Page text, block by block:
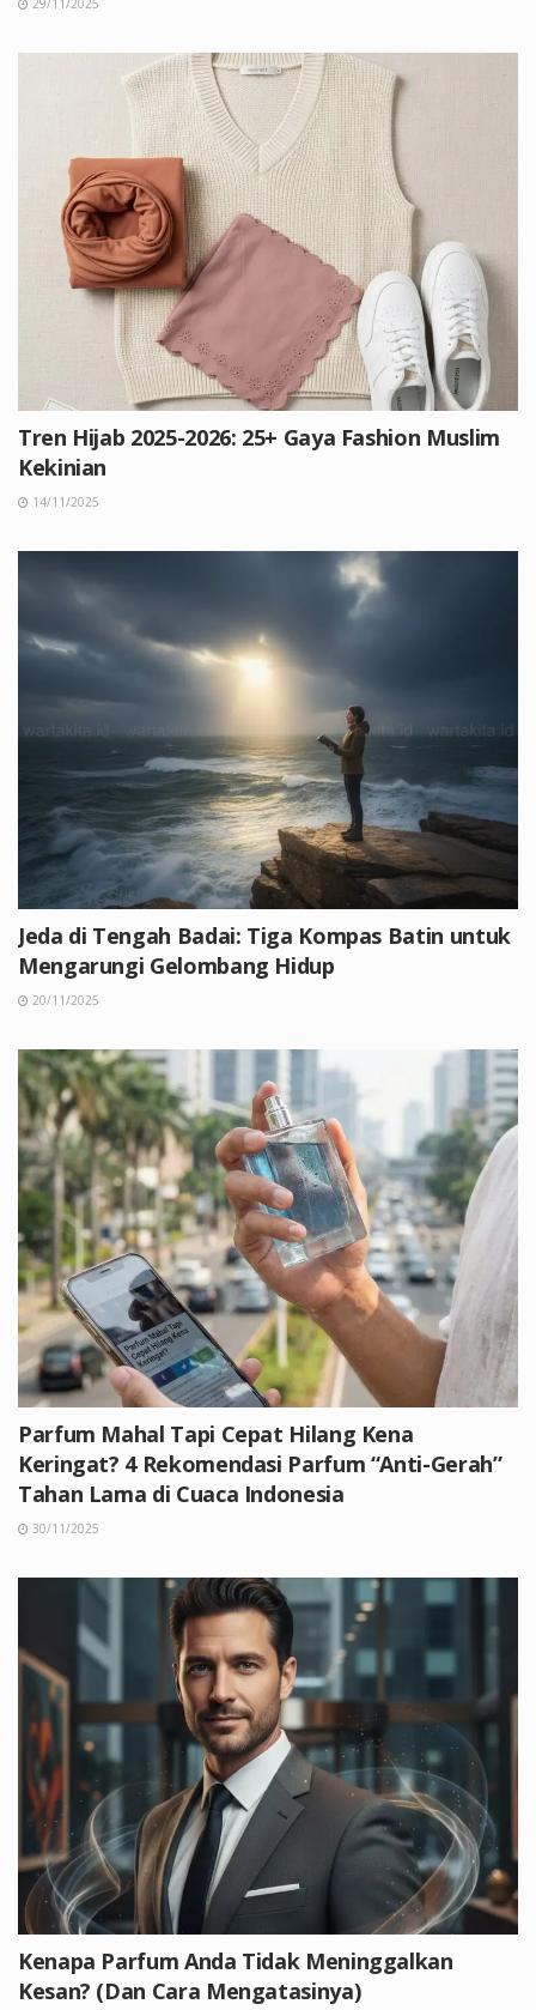
29/11/2025
Tren Hijab 2025-2026: 25+ Gaya Fashion Muslim
Kekinian
14/11/2025
Jeda di Tengah Badai: Tiga Kompas Batin untuk
Mengarungi Gelombang Hidup
20/11/2025
Parfum Mahal Tapi Cepat Hilang Kena
Keringat? 4 Rekomendasi Parfum “Anti-Gerah”
Tahan Lama di Cuaca Indonesia
30/11/2025
Kenapa Parfum Anda Tidak Meninggalkan
Kesan? (Dan Cara Mengatasinya)